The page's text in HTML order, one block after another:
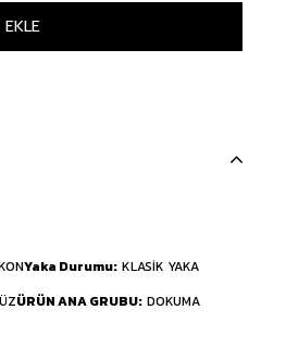
Yaka Durumu KLASİK YAKA
ÜRÜN ANA GRUBU DOKUMA